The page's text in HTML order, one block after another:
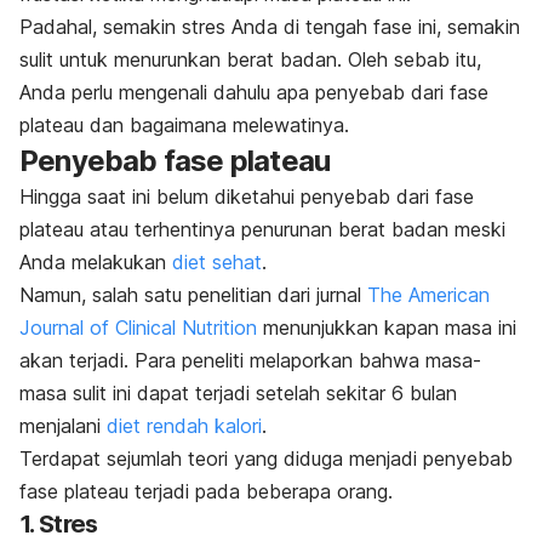
Padahal, semakin stres Anda di tengah fase ini, semakin
sulit untuk menurunkan berat badan. Oleh sebab itu,
Anda perlu mengenali dahulu apa penyebab dari fase
plateau dan bagaimana melewatinya.
Penyebab fase plateau
Hingga saat ini belum diketahui penyebab dari fase
plateau atau terhentinya penurunan berat badan meski
Anda melakukan diet sehat.
Namun, salah satu penelitian dari jurnal The American
Journal of Clinical Nutrition menunjukkan kapan masa ini
akan terjadi. Para peneliti melaporkan bahwa masa-
masa sulit ini dapat terjadi setelah sekitar 6 bulan
menjalani diet rendah kalori.
Terdapat sejumlah teori yang diduga menjadi penyebab
fase plateau terjadi pada beberapa orang.
1. Stres